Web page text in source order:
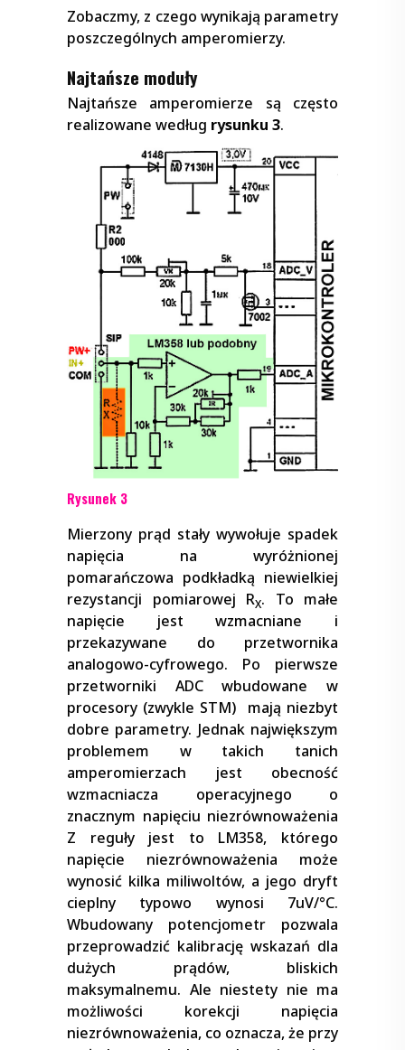
Zobaczmy, z czego wynikają parametry
poszczególnych amperomierzy.
Najtańsze moduły
Najtańsze amperomierze są często
realizowane według rysunku 3.
Rysunek 3
Mierzony prąd stały wywołuje spadek
napięcia na wyróżnionej
pomarańczowa podkładką niewielkiej
rezystancji pomiarowej RX. To małe
napięcie jest wzmacniane i
przekazywane do przetwornika
analogowo-cyfrowego. Po pierwsze
przetworniki ADC wbudowane w
procesory (zwykle STM) mają niezbyt
dobre parametry. Jednak największym
problemem w takich tanich
amperomierzach jest obecność
wzmacniacza operacyjnego o
znacznym napięciu niezrównoważenia
Z reguły jest to LM358, którego
napięcie niezrównoważenia może
wynosić kilka miliwoltów, a jego dryft
cieplny typowo wynosi 7uV/°C.
Wbudowany potencjometr pozwala
przeprowadzić kalibrację wskazań dla
dużych prądów, bliskich
maksymalnemu. Ale niestety nie ma
możliwości korekcji napięcia
niezrównoważenia, co oznacza, że przy